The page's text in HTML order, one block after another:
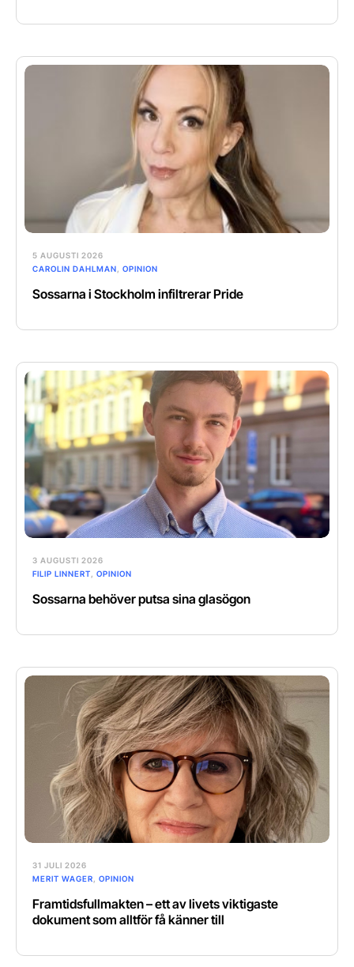
5 AUGUSTI 2026
CAROLIN DAHLMAN
OPINION
Sossarna i Stockholm infiltrerar Pride
3 AUGUSTI 2026
FILIP LINNERT
OPINION
Sossarna behöver putsa sina glasögon
31 JULI 2026
MERIT WAGER
OPINION
Framtidsfullmakten – ett av livets viktigaste
dokument som alltför få känner till